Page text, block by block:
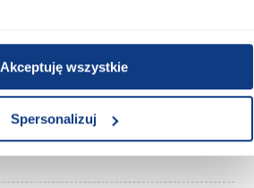
Akceptuję wszystkie
Spersonalizuj